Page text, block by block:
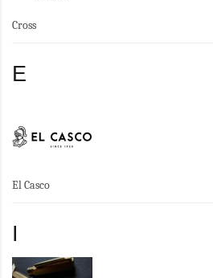
Cross
E
El Casco
I